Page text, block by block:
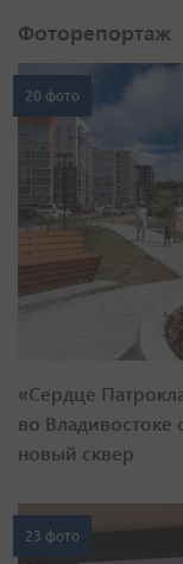
Фоторепортаж
20 фото
«Сердце
во Владивостоке
новый сквер
23 фото